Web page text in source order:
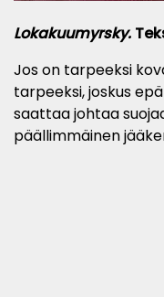
Lokakuumyrsky.
Jos on tarpeeksi
tarpeeksi, joskus
saattaa johtaa
päällimmäinen